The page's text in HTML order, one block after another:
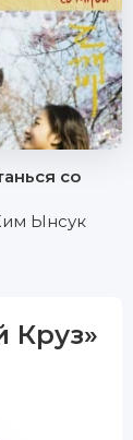
со
Ынсук
Круз»